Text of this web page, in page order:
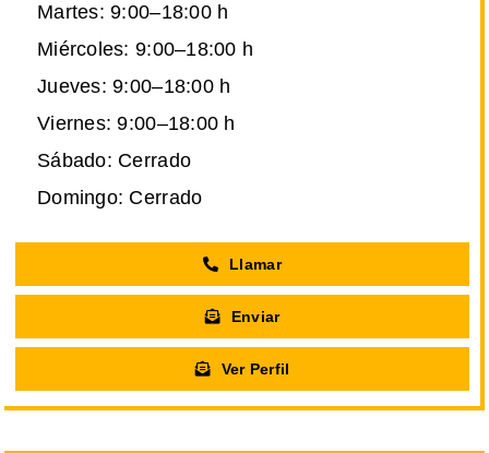
Martes: 9:00–18:00 h
Miércoles: 9:00–18:00 h
Jueves: 9:00–18:00 h
Viernes: 9:00–18:00 h
Sábado: Cerrado
Domingo: Cerrado
Llamar
Enviar
Ver Perfil